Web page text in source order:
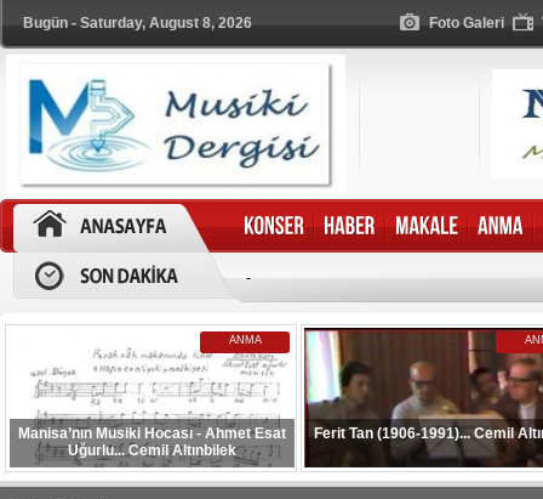
Bugün - Saturday, August 8, 2026 Foto Galeri
-
ANMA
Manisa’nın Musiki Hocası - Ahmet Esat
Uğurlu... Cemil Altınbilek
Ferit Tan (1906-1991)... Cemil